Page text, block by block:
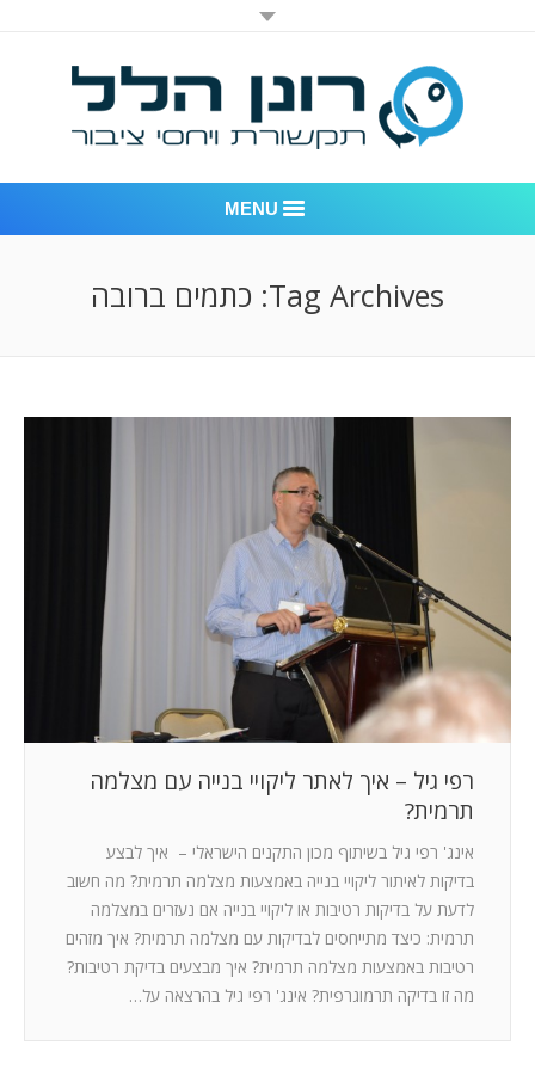
MENU
לקוחות – משרד יחסי ציבור רונן הלל
חדר חדשות
ניהול מוניטין
צור קשר
Tag Archives: כתמים ברובה
רפי גיל – איך לאתר ליקויי בנייה עם מצלמה
תרמית?
אינג' רפי גיל בשיתוף מכון התקנים הישראלי – איך לבצע
בדיקות לאיתור ליקויי בנייה באמצעות מצלמה תרמית? מה חשוב
לדעת על בדיקות רטיבות או ליקויי בנייה אם נעזרים במצלמה
תרמית: כיצד מתייחסים לבדיקות עם מצלמה תרמית? איך מזהים
רטיבות באמצעות מצלמה תרמית? איך מבצעים בדיקת רטיבות?
מה זו בדיקה תרמוגרפית? אינג' רפי גיל בהרצאה על…